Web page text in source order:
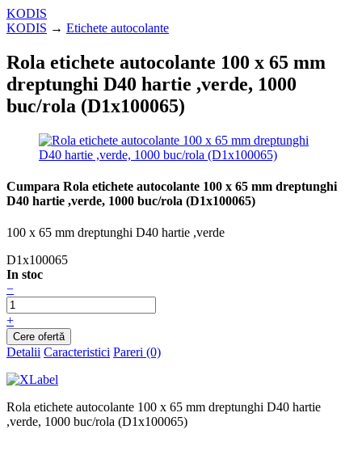
KODIS
KODIS → Etichete autocolante
Rola etichete autocolante 100 x 65 mm
dreptunghi D40 hartie ,verde, 1000
buc/rola (D1x100065)
Cumpara Rola etichete autocolante 100 x 65 mm dreptunghi
D40 hartie ,verde, 1000 buc/rola (D1x100065)
100 x 65 mm dreptunghi D40 hartie ,verde
D1x100065
In stoc
−
+
Detalii Caracteristici Pareri (0)
Rola etichete autocolante 100 x 65 mm dreptunghi D40 hartie
,verde, 1000 buc/rola (D1x100065)